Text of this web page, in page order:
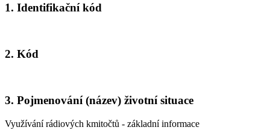
1. Identifikační kód
2. Kód
3. Pojmenování (název) životní situace
Využívání rádiových kmitočtů - základní informace